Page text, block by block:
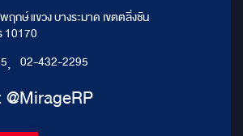
กษ์ แขวง บางระมาด เขตตลิ่งชัน
10170
, 02-432-2295
@MirageRP